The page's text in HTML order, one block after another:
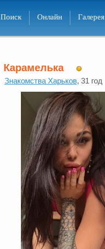
Поиск Онлайн Галерея
Карамелька
Знакомства Харьков, 31 год